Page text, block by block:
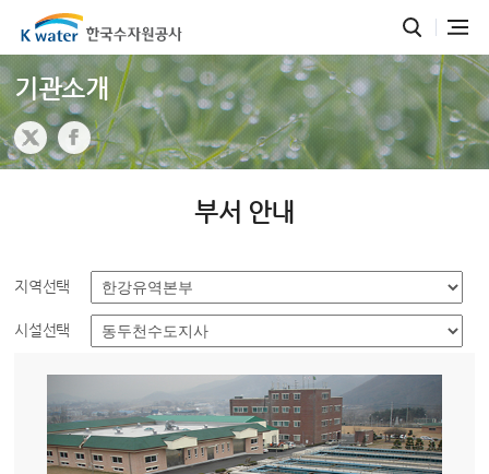
기관소개
부서 안내
지역선택
시설선택